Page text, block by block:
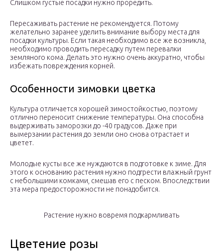
Слишком густые посадки нужно проредить.
Пересаживать растение не рекомендуется. Потому
желательно заранее уделить внимание выбору места для
посадки культуры. Если такая необходимо все же возникла,
необходимо проводить пересадку путем перевалки
земляного кома. Делать это нужно очень аккуратно, чтобы
избежать повреждения корней.
Особенности зимовки цветка
Культура отличается хорошей зимостойкостью, поэтому
отлично переносит снижение температуры. Она способна
выдерживать заморозки до -40 градусов. Даже при
вымерзании растения до земли оно снова отрастает и
цветет.
Молодые кусты все же нуждаются в подготовке к зиме. Для
этого к основанию растения нужно подгрести влажный грунт
с небольшими комками, смешав его с песком. Впоследствии
эта мера предосторожности не понадобится.
Растение нужно вовремя подкармливать
Цветение розы